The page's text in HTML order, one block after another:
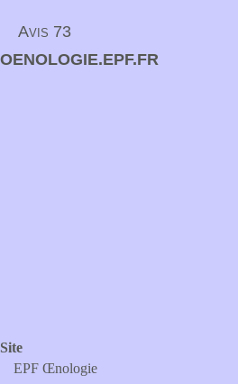
Avis 73
OENOLOGIE.EPF.FR
Site
EPF Œnologie